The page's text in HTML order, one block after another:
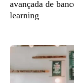
avançada de
learning